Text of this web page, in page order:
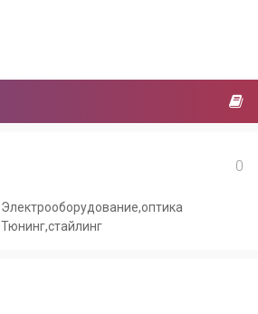
Электрооборудование,оптика
Тюнинг,стайлинг
0